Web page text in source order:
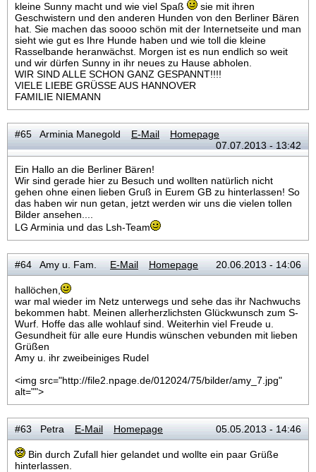
kleine Sunny macht und wie viel Spaß
sie mit ihren
Geschwistern und den anderen Hunden von den Berliner Bären
hat. Sie machen das soooo schön mit der Internetseite und man
sieht wie gut es Ihre Hunde haben und wie toll die kleine
Rasselbande heranwächst. Morgen ist es nun endlich so weit
und wir dürfen Sunny in ihr neues zu Hause abholen.
WIR SIND ALLE SCHON GANZ GESPANNT!!!!
VIELE LIEBE GRÜSSE AUS HANNOVER
FAMILIE NIEMANN
#65 Arminia Manegold E-Mail
Homepage
07.07.2013 - 13:42
Ein Hallo an die Berliner Bären!
Wir sind gerade hier zu Besuch und wollten natürlich nicht
gehen ohne einen lieben Gruß in Eurem GB zu hinterlassen! So
das haben wir nun getan, jetzt werden wir uns die vielen tollen
Bilder ansehen....
LG Arminia und das Lsh-Team
#64 Amy u. Fam. E-Mail Homepage 20.06.2013 - 14:06
hallöchen,
war mal wieder im Netz unterwegs und sehe das ihr Nachwuchs
bekommen habt. Meinen allerherzlichsten Glückwunsch zum S-
Wurf. Hoffe das alle wohlauf sind. Weiterhin viel Freude u.
Gesundheit für alle eure Hundis wünschen vebunden mit lieben
Grüßen
Amy u. ihr zweibeiniges Rudel
<img src="http://file2.npage.de/012024/75/bilder/amy_7.jpg"
alt="">
#63 Petra E-Mail Homepage 05.05.2013 - 14:46
Bin durch Zufall hier gelandet und wollte ein paar Grüße
hinterlassen.